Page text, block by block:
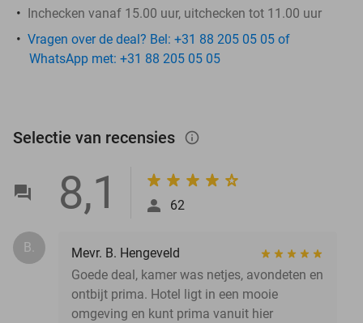
Inchecken vanaf 15.00 uur, uitchecken tot 11.00 uur
Vragen over de deal? Bel: +31 88 205 05 05 of
WhatsApp met: +31 88 205 05 05
Selectie van recensies info_outlined
8,1 62
B.
Mevr. B. Hengeveld
Goede deal, kamer was netjes, avondeten en
ontbijt prima. Hotel ligt in een mooie
omgeving en kunt prima vanuit hier